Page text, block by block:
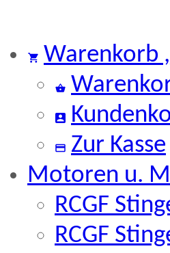
Warenkorb
Zur Kasse
Motoren u.
RCGF
RCGF